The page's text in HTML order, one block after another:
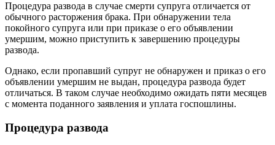
Процедура развода в случае смерти супруга отличается от
обычного расторжения брака. При обнаружении тела
покойного супруга или при приказе о его объявлении
умершим, можно приступить к завершению процедуры
развода.
Однако, если пропавший супруг не обнаружен и приказ о его
объявлении умершим не выдан, процедура развода будет
отличаться. В таком случае необходимо ожидать пяти месяцев
с момента поданного заявления и уплата госпошлины.
Процедура развода